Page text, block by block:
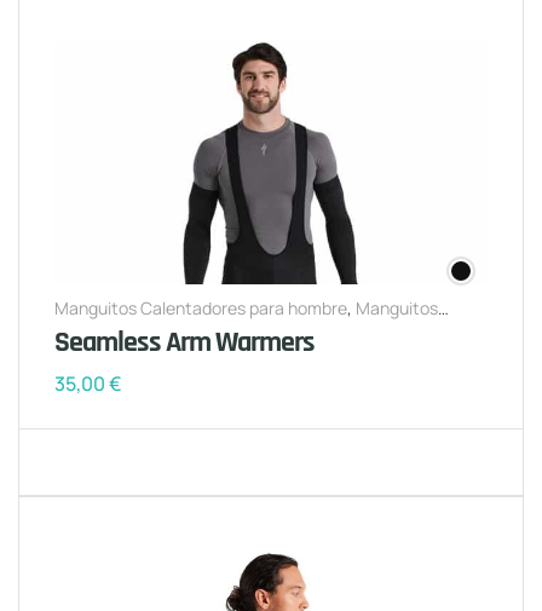
Manguitos Calentadores para hombre, Manguitos
Calentadores para mujer
Seamless Arm Warmers
35,00€